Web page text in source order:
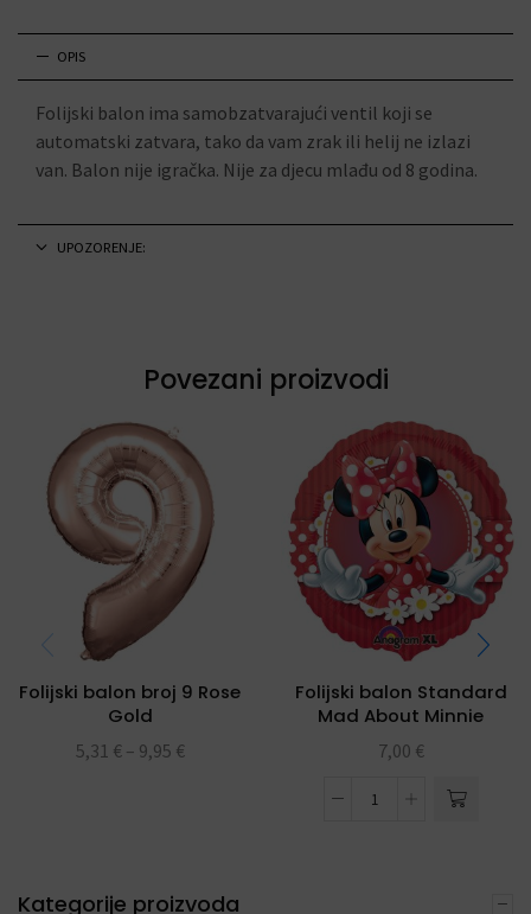
OPIS
Folijski balon ima samobzatvarajući ventil koji se
automatski zatvara, tako da vam zrak ili helij ne izlazi
van. Balon nije igračka. Nije za djecu mlađu od 8 godina.
UPOZORENJE:
Povezani proizvodi
Folijski balon broj 9 Rose
Gold
5,31 € – 9,95 €
Folijski balon Standard
Mad About Minnie
7,00 €
Kategorije proizvoda